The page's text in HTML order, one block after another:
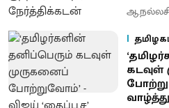
வாழ்த்து